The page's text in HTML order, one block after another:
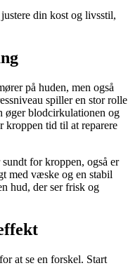
din kost og livsstil,
på huden, men også
spiller en stor rolle
øger blodcirkulationen og
kroppen tid til at reparere
for kroppen, også er
med væske og en stabil
hud, der ser frisk og
at se en forskel. Start